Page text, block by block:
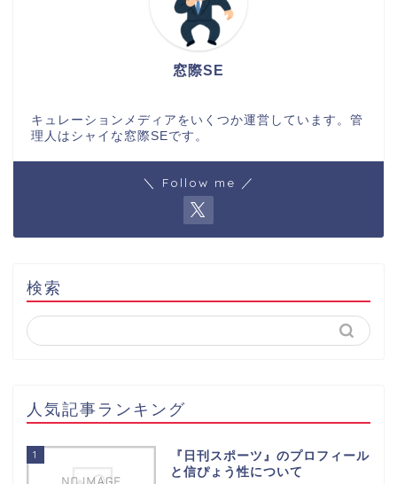
窓際SE
キュレーションメディアをいくつか運営しています。管
理人はシャイな窓際SEです。
＼ Follow me ／
検索
人気記事ランキング
1
『日刊スポーツ』のプロフィール
と信ぴょう性について